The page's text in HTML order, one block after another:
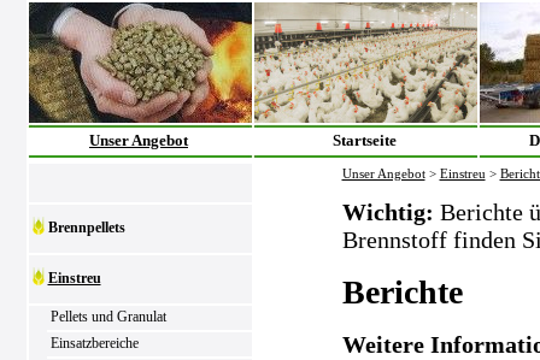
Unser Angebot Startseite
Brennpellets
Einstreu
Pellets und Granulat
Einsatzbereiche
Unser Angebot > Einstreu >
Wichtig: Berichte
Brennstoff finden
Berichte
Weitere